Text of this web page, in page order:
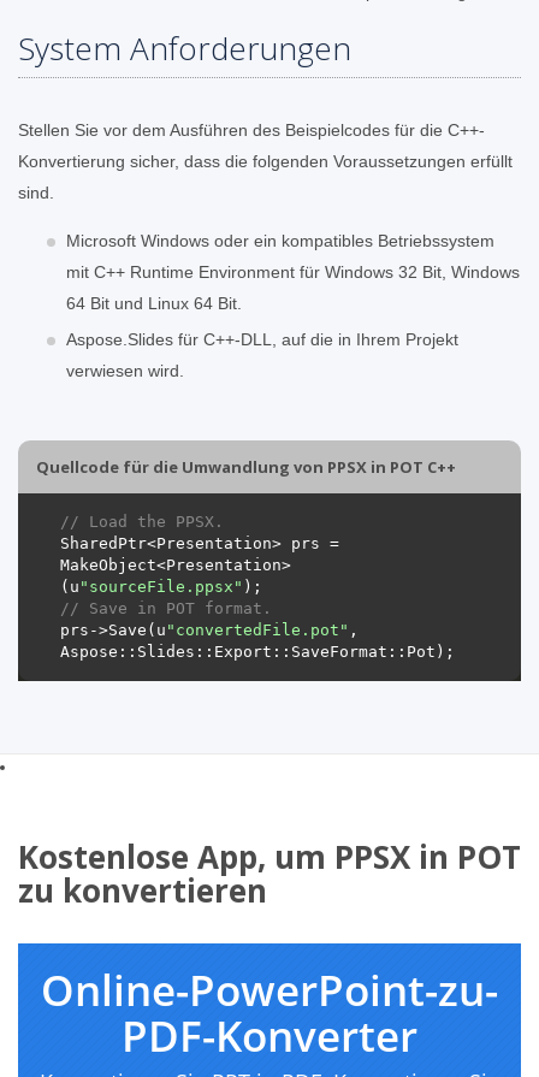
System Anforderungen
Stellen Sie vor dem Ausführen des Beispielcodes für die C++-
Konvertierung sicher, dass die folgenden Voraussetzungen erfüllt
sind.
Microsoft Windows oder ein kompatibles Betriebssystem
mit C++ Runtime Environment für Windows 32 Bit, Windows
64 Bit und Linux 64 Bit.
Aspose.Slides für C++-DLL, auf die in Ihrem Projekt
verwiesen wird.
Quellcode für die Umwandlung von PPSX in POT C++
// Load the PPSX.
SharedPtr<Presentation> prs =
MakeObject<Presentation>
(u "sourceFile.ppsx"
// Save in POT format.
prs->Save(u "convertedFile.pot" ,
Kostenlose App, um PPSX in POT
zu konvertieren